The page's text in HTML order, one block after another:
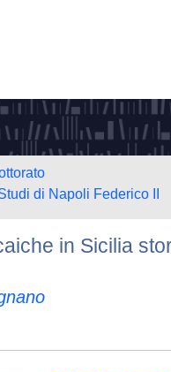
di Napoli Federico II
in Sicilia